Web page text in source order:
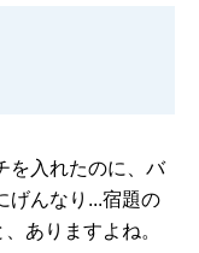
を入れたのに、バ
げんなり...宿題の
ありますよね。